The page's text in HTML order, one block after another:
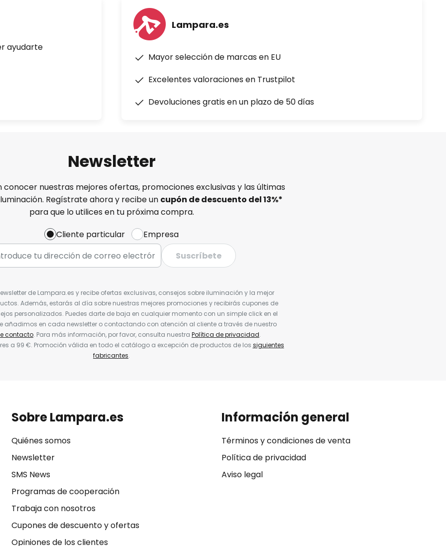
ayudarte
Lampara.es
Mayor selección de marcas en EU
Excelentes valoraciones en Trustpilot
Devoluciones gratis en un plazo de 50 días
Newsletter
conocer nuestras mejores ofertas, promociones exclusivas y las últimas
Regístrate ahora y recibe un cupón de descuento del13%*
para que lo utilices en tu próxima compra.
Cliente particular
Empresa
Suscríbete
de Lampara.es y recibe ofertas exclusivas, consejos sobre iluminación y la mejor
Además, estarás al día sobre nuestras mejores promociones y recibirás cupones de
personalizados. Puedes darte de baja en cualquier momento con un simple click en el
añadimos en cada newsletter o contactando con atención al cliente a través de nuestro
contacto. Para más información, por favor, consulta nuestra Política de privacidad.
a 99 €. Promoción válida en todo el catálogo a excepción de productos de los siguientes
fabricantes.
Sobre Lampara.es
Quiénes somos
Newsletter
SMS News
Programas de cooperación
Trabaja con nosotros
Cupones de descuento y ofertas
Opiniones de los clientes
Información general
Términos y condiciones de venta
Política de privacidad
Aviso legal